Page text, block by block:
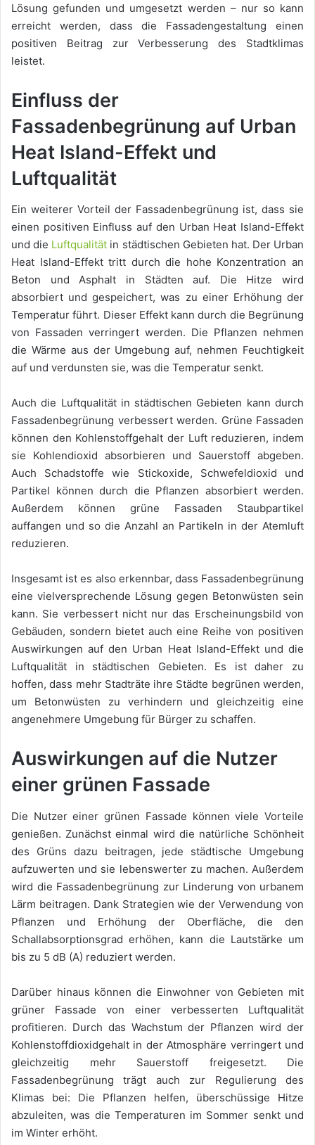
Lösung gefunden und umgesetzt werden – nur so kann
erreicht werden, dass die Fassadengestaltung einen
positiven Beitrag zur Verbesserung des Stadtklimas
leistet.
Einfluss der
Fassadenbegrünung auf Urban
Heat Island-Effekt und
Luftqualität
Ein weiterer Vorteil der Fassadenbegrünung ist, dass sie
einen positiven Einfluss auf den Urban Heat Island-Effekt
und die Luftqualität in städtischen Gebieten hat. Der Urban
Heat Island-Effekt tritt durch die hohe Konzentration an
Beton und Asphalt in Städten auf. Die Hitze wird
absorbiert und gespeichert, was zu einer Erhöhung der
Temperatur führt. Dieser Effekt kann durch die Begrünung
von Fassaden verringert werden. Die Pflanzen nehmen
die Wärme aus der Umgebung auf, nehmen Feuchtigkeit
auf und verdunsten sie, was die Temperatur senkt.
Auch die Luftqualität in städtischen Gebieten kann durch
Fassadenbegrünung verbessert werden. Grüne Fassaden
können den Kohlenstoffgehalt der Luft reduzieren, indem
sie Kohlendioxid absorbieren und Sauerstoff abgeben.
Auch Schadstoffe wie Stickoxide, Schwefeldioxid und
Partikel können durch die Pflanzen absorbiert werden.
Außerdem können grüne Fassaden Staubpartikel
auffangen und so die Anzahl an Partikeln in der Atemluft
reduzieren.
Insgesamt ist es also erkennbar, dass Fassadenbegrünung
eine vielversprechende Lösung gegen Betonwüsten sein
kann. Sie verbessert nicht nur das Erscheinungsbild von
Gebäuden, sondern bietet auch eine Reihe von positiven
Auswirkungen auf den Urban Heat Island-Effekt und die
Luftqualität in städtischen Gebieten. Es ist daher zu
hoffen, dass mehr Stadträte ihre Städte begrünen werden,
um Betonwüsten zu verhindern und gleichzeitig eine
angenehmere Umgebung für Bürger zu schaffen.
Auswirkungen auf die Nutzer
einer grünen Fassade
Die Nutzer einer grünen Fassade können viele Vorteile
genießen. Zunächst einmal wird die natürliche Schönheit
des Grüns dazu beitragen, jede städtische Umgebung
aufzuwerten und sie lebenswerter zu machen. Außerdem
wird die Fassadenbegrünung zur Linderung von urbanem
Lärm beitragen. Dank Strategien wie der Verwendung von
Pflanzen und Erhöhung der Oberfläche, die den
Schallabsorptionsgrad erhöhen, kann die Lautstärke um
bis zu 5 dB (A) reduziert werden.
Darüber hinaus können die Einwohner von Gebieten mit
grüner Fassade von einer verbesserten Luftqualität
profitieren. Durch das Wachstum der Pflanzen wird der
Kohlenstoffdioxidgehalt in der Atmosphäre verringert und
gleichzeitig mehr Sauerstoff freigesetzt. Die
Fassadenbegrünung trägt auch zur Regulierung des
Klimas bei: Die Pflanzen helfen, überschüssige Hitze
abzuleiten, was die Temperaturen im Sommer senkt und
im Winter erhöht.